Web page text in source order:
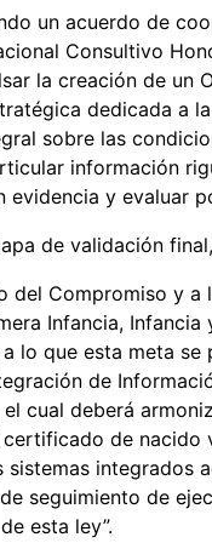
un acuerdo de
Consultivo
la creación de un
dedicada a
sobre las
información
evidencia y evaluar
de validación
del Compromiso y
Infancia,
lo que esta meta
de
el cual deberá
de
sistemas integrados
seguimiento de
esta ley”.